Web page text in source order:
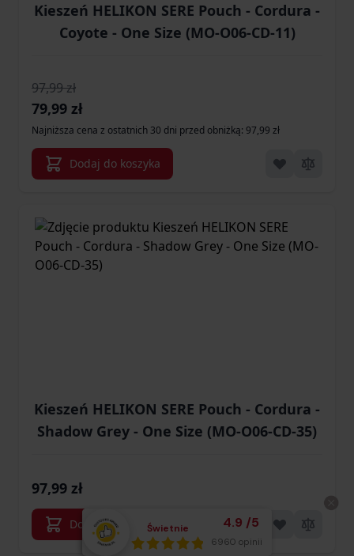
Kieszeń HELIKON SERE Pouch - Cordura -
Coyote - One Size (MO-O06-CD-11)
97,99 zł
Cena promocyjna
79,99 zł
Najniższa cena z ostatnich 30 dni przed obniżką: 97,99 zł
Dodaj do koszyka
Kieszeń HELIKON SERE Pouch - Cordura -
Shadow Grey - One Size (MO-O06-CD-35)
97,99 zł
Dodaj do koszykaŚwietnie Średnia ocena
4.9 /5
Łącznie opinii:
6960 opinii